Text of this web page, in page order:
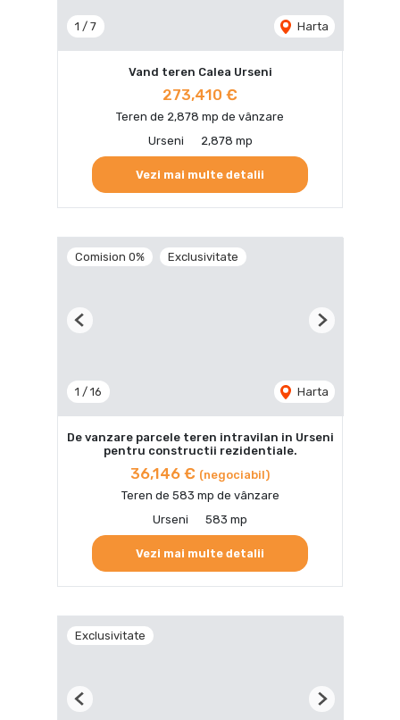
1 / 7 Harta
Vand teren Calea Urseni
273,410 €
Teren de 2,878 mp de vânzare
Urseni
2,878 mp
Vezi mai multe detalii
Comision 0% Exclusivitate
1 / 16 Harta
Previous Next
De vanzare parcele teren intravilan in Urseni
pentru constructii rezidentiale.
36,146 € (negociabil)
Teren de 583 mp de vânzare
Urseni
583 mp
Vezi mai multe detalii
Exclusivitate
Previous Next